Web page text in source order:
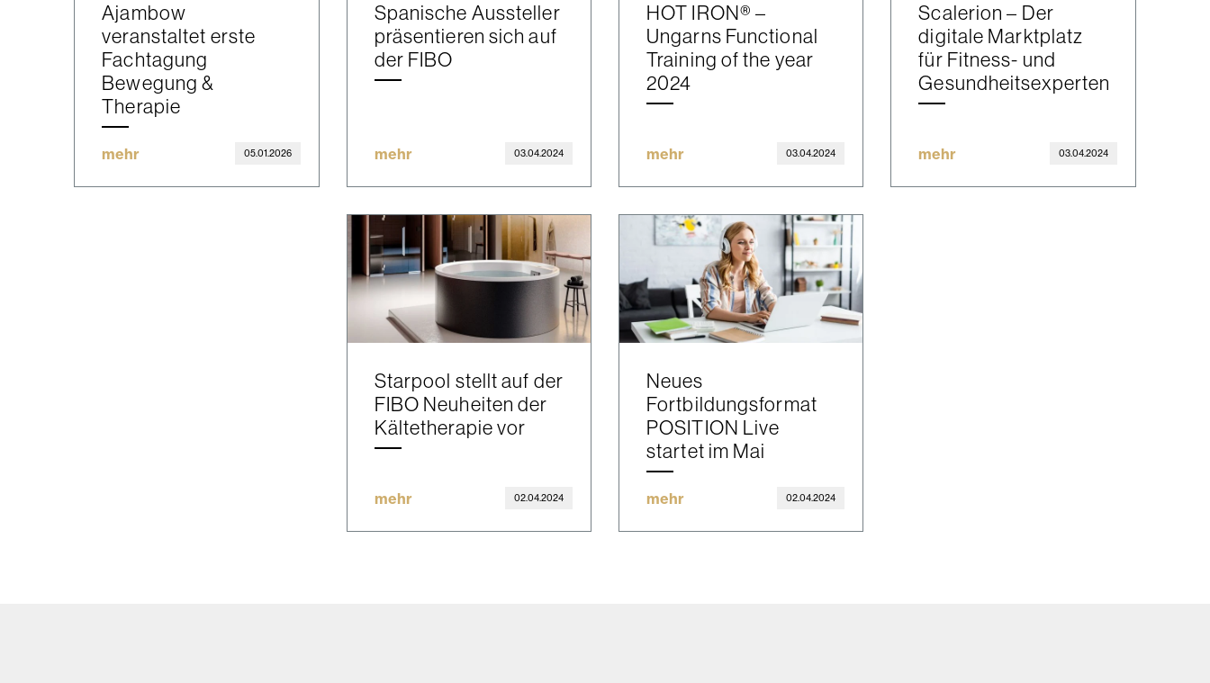
Ajambow
veranstaltet erste
Fachtagung
Bewegung &
Therapie
mehr 05.01.2026
Spanische Aussteller
präsentieren sich auf
der FIBO
mehr 03.04.2024
HOT IRON® –
Ungarns Functional
Training of the year
2024
mehr 03.04.2024
Scalerion – Der
digitale Marktplatz
für Fitness- und
Gesundheitsexperten
mehr 03.04.2024
Starpool stellt auf der
FIBO Neuheiten der
Kältetherapie vor
mehr 02.04.2024
Neues
Fortbildungsformat
POSITION Live
startet im Mai
mehr 02.04.2024